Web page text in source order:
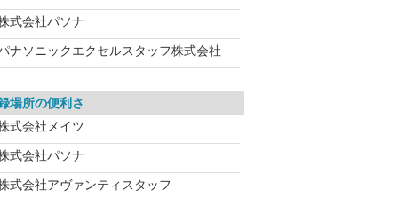
式会社パソナ
ナソニックエクセルスタッフ株式会社
場所の便利さ
式会社メイツ
式会社パソナ
式会社アヴァンティスタッフ